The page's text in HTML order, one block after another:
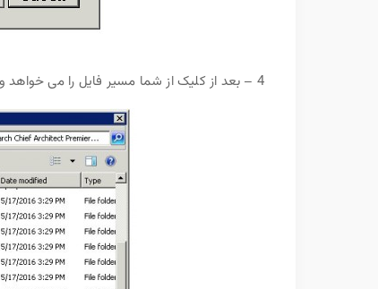
4 – بعد از کلیک از شما مسیر فایل را می خواهد و باید فایل Chief Architect Premier X8.exe را به نرم افزار معرفی کنید عکس زیر